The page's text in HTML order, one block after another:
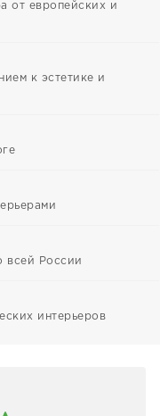
от европейских и
к эстетике и
всей России
интерьеров